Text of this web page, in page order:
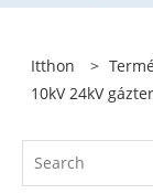
Itthon >
10kV 24kV